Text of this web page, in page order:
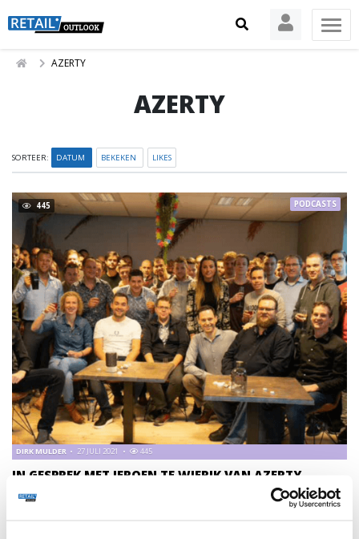
AZERTY
AZERTY
SORTEER: DATUM BEKEKEN LIKES
445
IN GESPREK MET JEROEN TE WIERIK VAN AZERTY
DIRK MULDER 27 JULI 2021 445
PODCASTS
ING Sector Banker Dirk Mulder gaat in gesprek met Jeroen
te Wierik, directeur en mede-oprichter van Azerty over de